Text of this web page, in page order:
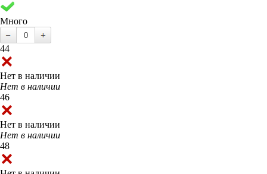
Много
44
Нет в наличии
Нет в наличии
46
Нет в наличии
Нет в наличии
48